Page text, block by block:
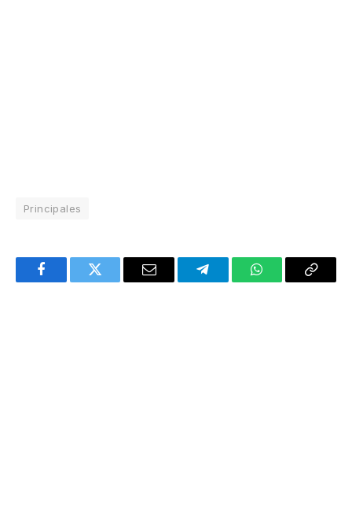
Principales
FacebookTwitter Email TelegramWhatsAppCopy